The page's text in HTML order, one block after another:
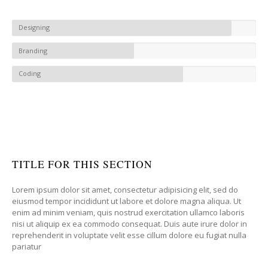
Designing
Branding
Coding
TITLE FOR THIS SECTION
Lorem ipsum dolor sit amet, consectetur adipisicing elit, sed do
eiusmod tempor incididunt ut labore et dolore magna aliqua. Ut
enim ad minim veniam, quis nostrud exercitation ullamco laboris
nisi ut aliquip ex ea commodo consequat. Duis aute irure dolor in
reprehenderit in voluptate velit esse cillum dolore eu fugiat nulla
pariatur